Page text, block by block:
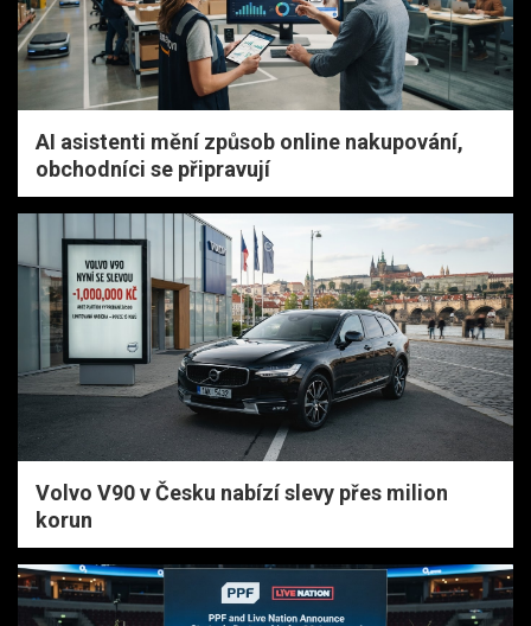
AI asistenti mění způsob online nakupování,
obchodníci se připravují
Volvo V90 v Česku nabízí slevy přes milion
korun